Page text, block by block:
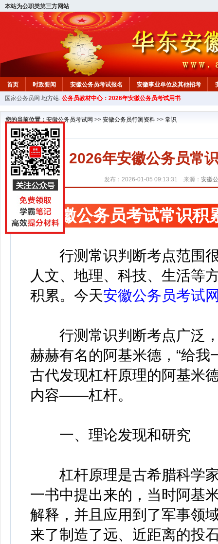
本站为公职类第三方网站
首页 时政要闻 安徽公务员考试报名 安徽事业单位及其他招考
安徽公务员行测试题 在线咨询 教材中心
国家公务员网 地方站: 公务员教材中心：2026年安徽公务员考试用书
您的当前位置： 安徽公务员考试网 >> 安徽公务员行测资料 >> 常识
2026年安徽公务员常
发布：2026-01-05 09:13:31 来源： 安徽
安徽公务员考试常识积
行测常识判断考点范围
人文、地理、科技、生活等
积累。今天安徽公务员考试
行测常识判断考点广泛，
赫赫有名的阿基米德，“给我
古代发现杠杆原理的阿基米
内容——杠杆。
一、理论发现和研究
杠杆原理是古希腊科学家
一书中提出来的，当时阿基
解释，并且应用到了军事领
来了制造了远、近距离的投